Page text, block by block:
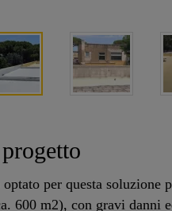
per questa soluzione
600 m2), con gravi